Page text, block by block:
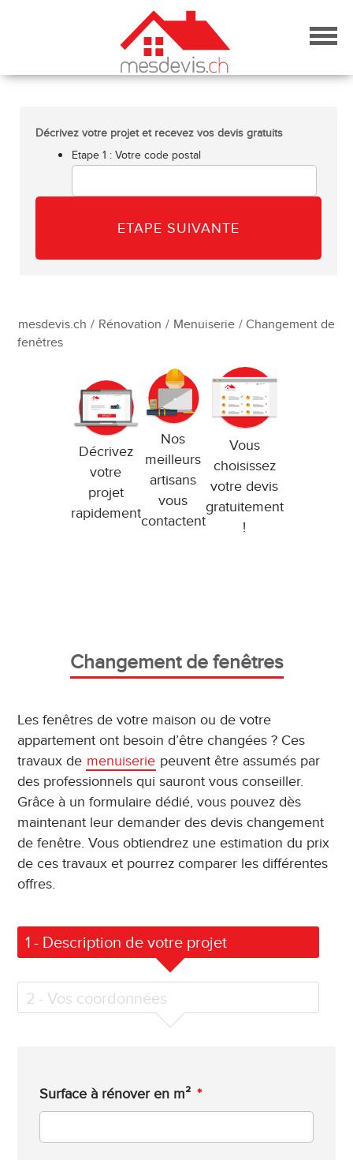
Décrivez votre projet et recevez vos devis gratuits
Etape 1 : Votre code postal
Décrivez
votre
projet
rapidement
Nos
meilleurs
artisans
vous
contactent
Vous
choisissez
votre devis
gratuitement
!
Changement de fenêtres
Les fenêtres de votre maison ou de votre
appartement ont besoin d’être changées ? Ces
travaux de menuiserie peuvent être assumés par
des professionnels qui sauront vous conseiller.
Grâce à un formulaire dédié, vous pouvez dès
maintenant leur demander des devis changement
de fenêtre. Vous obtiendrez une estimation du prix
de ces travaux et pourrez comparer les différentes
offres.
1 - Description de votre projet
2 - Vos coordonnées
Surface à rénover en m² *
mesdevis.ch / Rénovation / Menuiserie / Changement de
fenêtres